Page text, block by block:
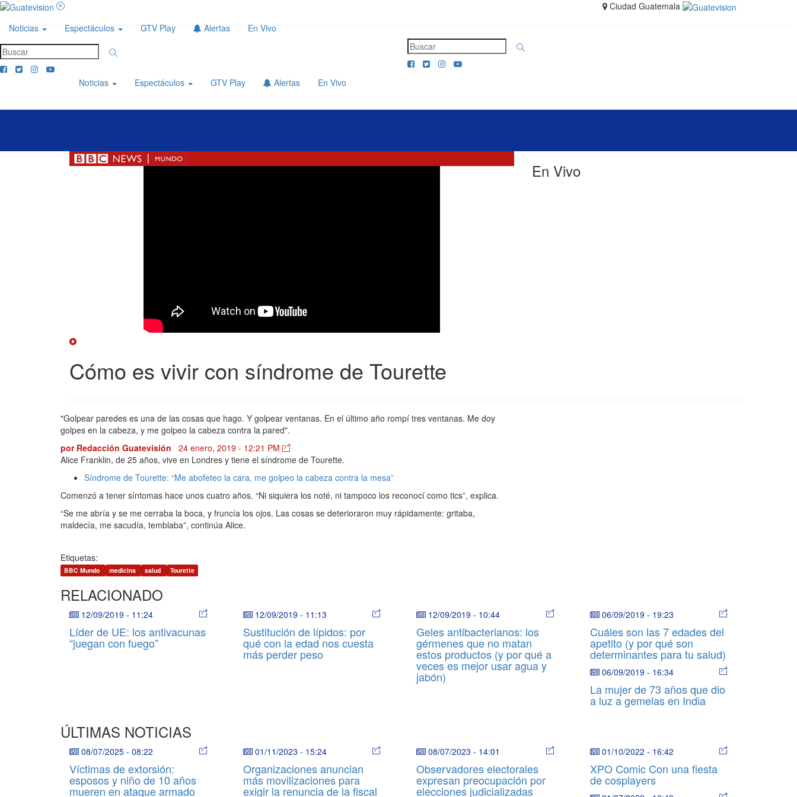
Noticias Espectáculos GTV Play Alertas En Vivo
Ciudad Guatemala
Noticias Espectáculos GTV Play Alertas En Vivo
Cómo es vivir con síndrome de Tourette
En Vivo
"Golpear paredes es una de las cosas que hago. Y golpear ventanas. En el último año rompí tres ventanas. Me doy
golpes en la cabeza, y me golpeo la cabeza contra la pared".
por Redacción Guatevisión
24 enero, 2019 - 12:21 PM
Alice Franklin, de 25 años, vive en Londres y tiene el síndrome de Tourette.
Síndrome de Tourette: “Me abofeteo la cara, me golpeo la cabeza contra la mesa”
Comenzó a tener síntomas hace unos cuatro años. “Ni siquiera los noté, ni tampoco los reconocí como tics”, explica.
“Se me abría y se me cerraba la boca, y fruncía los ojos. Las cosas se deterioraron muy rápidamente: gritaba,
maldecía, me sacudía, temblaba”, continúa Alice.
Etiquetas:
BBC Mundo medicina salud Tourette
RELACIONADO
12/09/2019 - 11:24
Líder de UE: los antivacunas
“juegan con fuego”
12/09/2019 - 11:13
Sustitución de lípidos: por
qué con la edad nos cuesta
más perder peso
12/09/2019 - 10:44
Geles antibacterianos: los
gérmenes que no matan
estos productos (y por qué a
veces es mejor usar agua y
jabón)
06/09/2019 - 19:23
Cuáles son las 7 edades del
apetito (y por qué son
determinantes para tu salud)
06/09/2019 - 16:34
La mujer de 73 años que dio
a luz a gemelas en India
ÚLTIMAS NOTICIAS
08/07/2025 - 08:22
Víctimas de extorsión:
esposos y niño de 10 años
mueren en ataque armado
01/11/2023 - 15:24
Organizaciones anuncian
más movilizaciones para
exigir la renuncia de la fiscal
08/07/2023 - 14:01
Observadores electorales
expresan preocupación por
elecciones judicializadas
01/10/2022 - 16:42
XPO Comic Con una fiesta
de cosplayers